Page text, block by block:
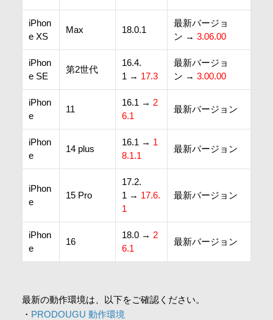
iPhon
e XS
Max 18.0.1
最新バージョ
ン → 3.06.00
iPhon
e SE
第2世代
16.4.
1 → 17.3
最新バージョ
ン → 3.00.00
iPhon
e
11
16.1 → 2
6.1
最新バージョン
iPhon
e
14 plus
16.1 → 1
8.1.1
最新バージョン
iPhon
e
15 Pro
17.2.
1 → 17.6.
1
最新バージョン
iPhon
e
16
18.0 → 2
6.1
最新バージョン
最新の動作環境は、以下をご確認ください。
・ PRODOUGU 動作環境